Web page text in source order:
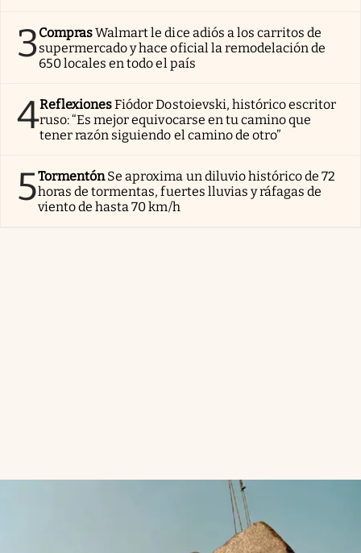
3ComprasWalmart le dice adiós a los carritos de
supermercado y hace oficial la remodelación de
650 locales en todo el país
4ReflexionesFiódor Dostoievski, histórico escritor
ruso: “Es mejor equivocarse en tu camino que
tener razón siguiendo el camino de otro”
5TormentónSe aproxima un diluvio histórico de 72
horas de tormentas, fuertes lluvias y ráfagas de
viento de hasta 70 km/h